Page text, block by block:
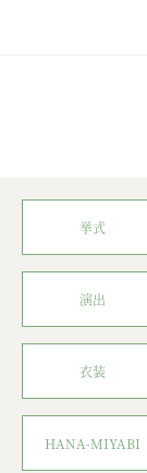
挙式
演出
衣装
HANA-MIYABI